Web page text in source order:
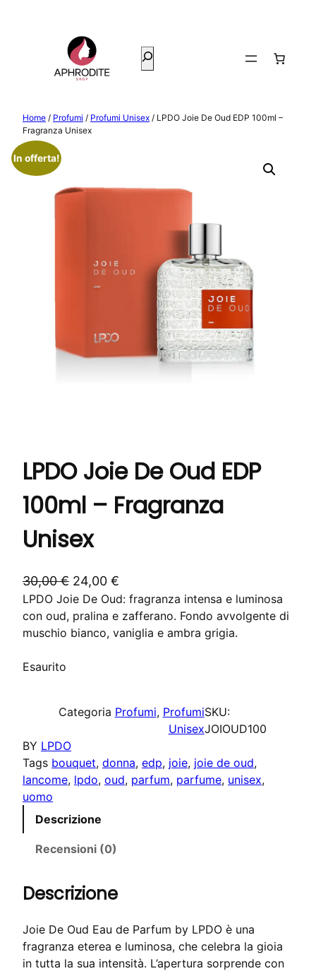
Cerca
Home / Profumi / Profumi Unisex / LPDO Joie De Oud EDP 100ml –
Fragranza Unisex
In offerta!
LPDO Joie De Oud EDP
100ml – Fragranza
Unisex
30,00€ I
l
p
r
o
i
g
n
a
e
e
r
a
:
24,00 €
l
p
r
o
t
u
4
,
0
LPDO Joie De Oud: fragranza intensa e luminosa
con oud, pralina e zafferano. Fondo avvolgente di
muschio bianco, vaniglia e ambra grigia.
Esaurito
Categoria Profumi, Profumi
Unisex
SKU:
JOIOUD100
BY LPDO
Tags bouquet, donna, edp, joie, joie de oud
lancome, lpdo, oud, parfum, parfume, unisex
uomo
Descrizione
Recensioni (0)
Descrizione
Joie De Oud Eau de Parfum by LPDO è una
fragranza eterea e luminosa, che celebra la gioia
in tutta la sua intensità. L’apertura sorprende con